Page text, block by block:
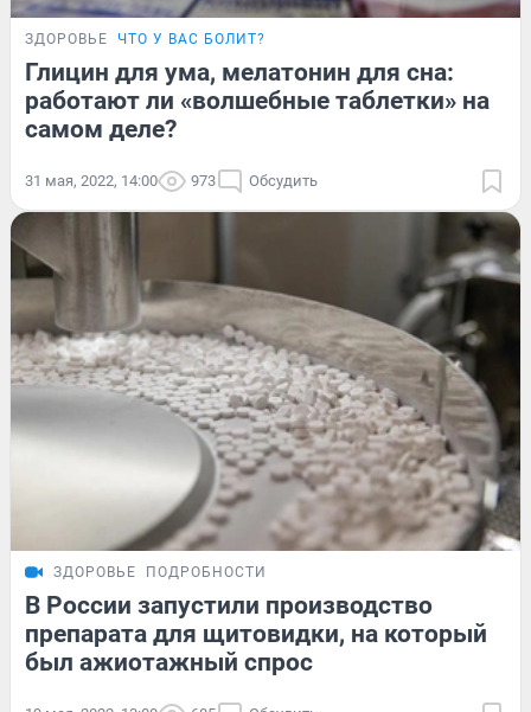
ЗДОРОВЬЕ ЧТО У ВАС БОЛИТ?
Глицин для ума, мелатонин для сна:
работают ли «волшебные таблетки» на
самом деле?
31 мая, 2022, 14:00 973 Обсудить
ЗДОРОВЬЕ ПОДРОБНОСТИ
В России запустили производство
препарата для щитовидки, на который
был ажиотажный спрос